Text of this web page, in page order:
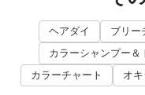
ヘアダイ ブリー
カラーシャンプー＆
カラーチャート
オキ